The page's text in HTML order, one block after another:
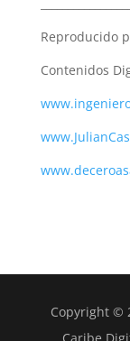
Reproducido
Contenidos
Copyright ©